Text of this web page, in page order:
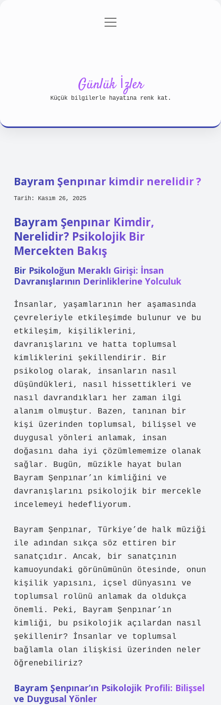
Gizlilik Politikası
menüyü
Günlük İzler
Küçük bilgilerle hayatına renk kat.
Bayram Şenpınar kimdir nerelidir ?
Tarih: Kasım 26, 2025
Bayram Şenpınar Kimdir,
Nerelidir? Psikolojik Bir
Mercekten Bakış
Bir Psikoloğun Meraklı Girişi: İnsan
Davranışlarının Derinliklerine Yolculuk
İnsanlar, yaşamlarının her aşamasında
çevreleriyle etkileşimde bulunur ve bu
etkileşim, kişiliklerini,
davranışlarını ve hatta toplumsal
kimliklerini şekillendirir. Bir
psikolog olarak, insanların nasıl
düşündükleri, nasıl hissettikleri ve
nasıl davrandıkları her zaman ilgi
alanım olmuştur. Bazen, tanınan bir
kişi üzerinden toplumsal, bilişsel ve
duygusal yönleri anlamak, insan
doğasını daha iyi çözümlememize olanak
sağlar. Bugün, müzikle hayat bulan
Bayram Şenpınar’ın kimliğini ve
davranışlarını psikolojik bir mercekle
incelemeyi hedefliyorum.
Bayram Şenpınar, Türkiye’de halk müziği
ile adından sıkça söz ettiren bir
sanatçıdır. Ancak, bir sanatçının
kamuoyundaki görünümünün ötesinde, onun
kişilik yapısını, içsel dünyasını ve
toplumsal rolünü anlamak da oldukça
önemli. Peki, Bayram Şenpınar’ın
kimliği, bu psikolojik açılardan nasıl
şekillenir? İnsanlar ve toplumsal
bağlamla olan ilişkisi üzerinden neler
öğrenebiliriz?
Bayram Şenpınar’ın Psikolojik Profili: Bilişsel
ve Duygusal Yönler